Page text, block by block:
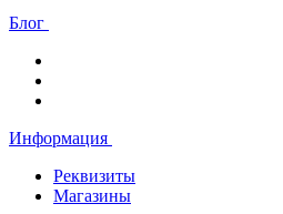
Блог
Информация
Реквизиты
Магазины